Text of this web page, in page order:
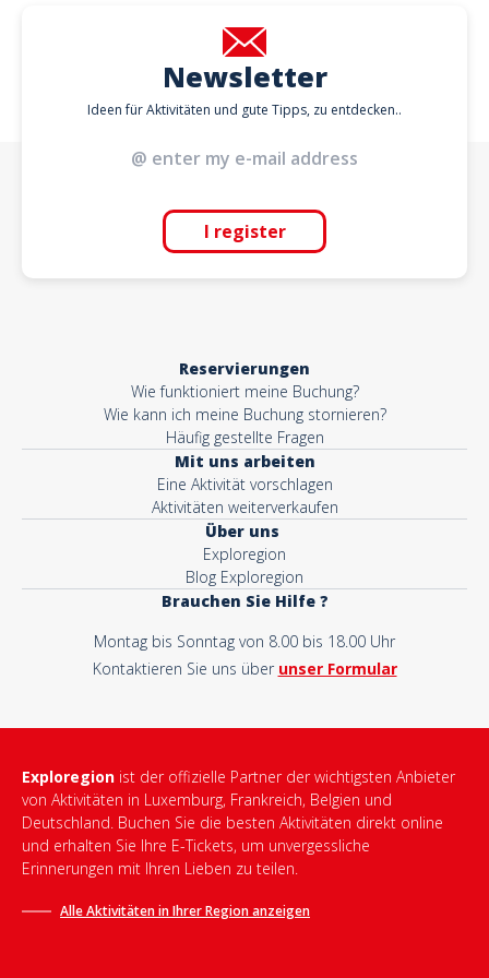
Newsletter
Ideen für Aktivitäten und gute Tipps, zu entdecken..
I register
Reservierungen
Wie funktioniert meine Buchung?
Wie kann ich meine Buchung stornieren?
Häufig gestellte Fragen
Mit uns arbeiten
Eine Aktivität vorschlagen
Aktivitäten weiterverkaufen
Über uns
Exploregion
Blog Exploregion
Brauchen Sie Hilfe ?
Montag bis Sonntag von 8.00 bis 18.00 Uhr
Kontaktieren Sie uns über unser Formular
Exploregion ist der offizielle Partner der wichtigsten Anbieter
von Aktivitäten in Luxemburg, Frankreich, Belgien und
Deutschland. Buchen Sie die besten Aktivitäten direkt online
und erhalten Sie Ihre E-Tickets, um unvergessliche
Erinnerungen mit Ihren Lieben zu teilen.
Alle Aktivitäten in Ihrer Region anzeigen